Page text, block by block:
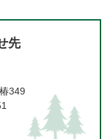
先
349